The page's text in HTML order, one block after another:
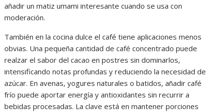
añadir un matiz umami interesante cuando se usa con
moderación.
También en la cocina dulce el café tiene aplicaciones menos
obvias. Una pequeña cantidad de café concentrado puede
realzar el sabor del cacao en postres sin dominarlos,
intensificando notas profundas y reduciendo la necesidad de
azúcar. En avenas, yogures naturales o batidos, añadir café
frío puede aportar energía y antioxidantes sin recurrir a
bebidas procesadas. La clave está en mantener porciones